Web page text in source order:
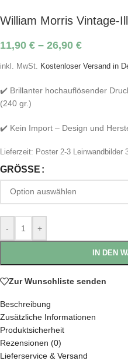
William Morris Vintage-
11,90 € – 26,90 €
inkl. MwSt. Kostenloser Versand in
✔️ Brillanter hochauflösender
(240 gr.)
✔️ Kein Import – Design und
Lieferzeit: Poster 2-3 Leinwandbilder
GRÖSSE
- +
IN DEN
Zur Wunschliste senden
Beschreibung
Zusätzliche Informationen
Produktsicherheit
Rezensionen (0)
Lieferservice & Versand